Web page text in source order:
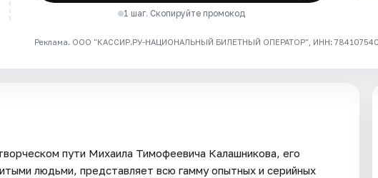
1 шаг. Скопируйте промокод
Реклама. ООО "КАССИР.РУ-НАЦИОНАЛЬНЫЙ БИЛЕТНЫЙ ОПЕРАТОР", ИНН: 7841075409
пути Михаила Тимофеевича Калашникова, его
людьми, представляет всю гамму опытных и серийных